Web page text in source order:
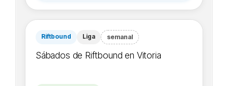
Riftbound Liga semanal
Sábados de Riftbound en Vitoria